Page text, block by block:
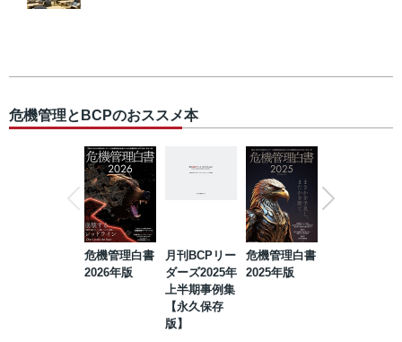
危機管理とBCPのおススメ本
危機管理白書
2026年版
月刊BCPリー
ダーズ2025年
上半期事例集
【永久保存
版】
危機管理白書
2025年版